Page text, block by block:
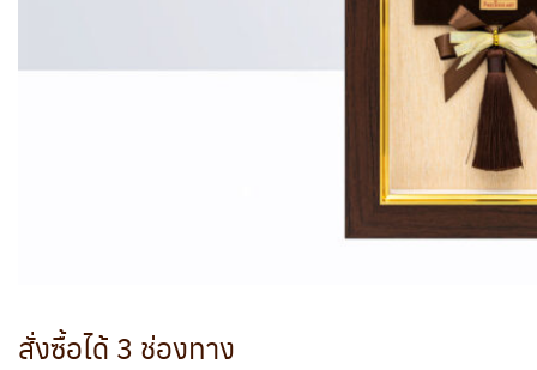
สั่งซื้อได้ 3 ช่องทาง